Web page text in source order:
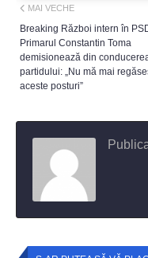
MAI VECHE
Breaking Război intern în
Primarul Constantin Toma
demisionează din
partidului: „Nu mă mai
aceste posturi”